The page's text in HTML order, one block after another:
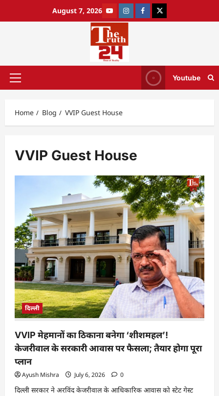
August 7, 2026
Youtube
Home Blog VVIP Guest House
VVIP Guest House
दिल्ली
VVIP मेहमानों का ठिकाना बनेगा ‘शीशमहल’!
केजरीवाल के सरकारी आवास पर फैसला; तैयार होगा पूरा
प्लान
Ayush Mishra July 6, 2026 0
दिल्ली सरकार ने अरविंद केजरीवाल के आधिकारिक आवास को स्टेट गेस्ट